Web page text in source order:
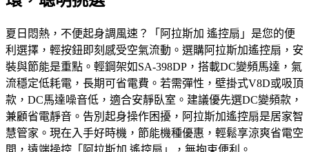
夏日悶熱，不便起身調風速？「阿拉斯加 遙控扇」是您的便
利選擇，輕按鈕即刻感受空氣流動。選購阿拉斯加遙控扇，安
裝與節能是重點。輕鋼架如SA-398DP，搭載DC變頻馬達，氣
流穩定低耗電，長期可省電費。若需彈性，壁掛式V8D或吸頂
款，DC馬達噪音低，適合安靜臥室。建議優先選DC變頻款，
兼顧省電靜音。告別起身操作困擾，阿拉斯加遙控扇是居家智
慧管家。現在入手好時機，節能機種優惠，輕鬆享涼爽省電空
間，遠端操控「阿拉斯加 遙控扇」，無拘束便利。